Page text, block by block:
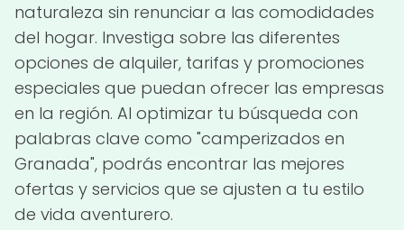
naturaleza sin renunciar a las comodidades
del hogar. Investiga sobre las diferentes
opciones de alquiler, tarifas y promociones
especiales que puedan ofrecer las empresas
en la región. Al optimizar tu búsqueda con
palabras clave como "camperizados en
Granada", podrás encontrar las mejores
ofertas y servicios que se ajusten a tu estilo
de vida aventurero.